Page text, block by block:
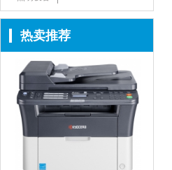
热卖推荐